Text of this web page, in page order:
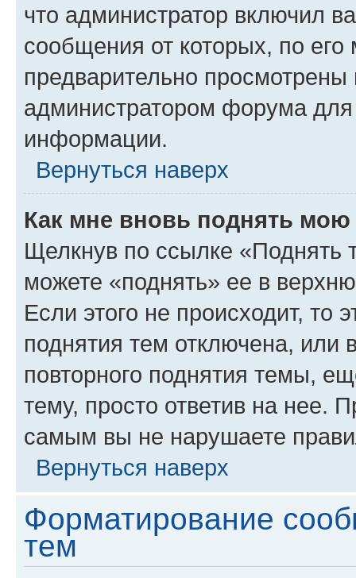
что администратор включил
сообщения от которых, по
предварительно
администратором форума
информации.
Вернуться наверх
Как мне вновь поднять мою
Щелкнув по ссылке «Поднять
можете «поднять» ее в
Если этого не происходит, то
поднятия тем отключена, или
повторного поднятия темы,
тему, просто ответив на нее.
самым вы не нарушаете
Вернуться наверх
Форматирование
тем